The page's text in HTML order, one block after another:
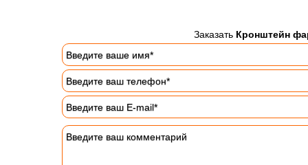
Заказать Кронштейн